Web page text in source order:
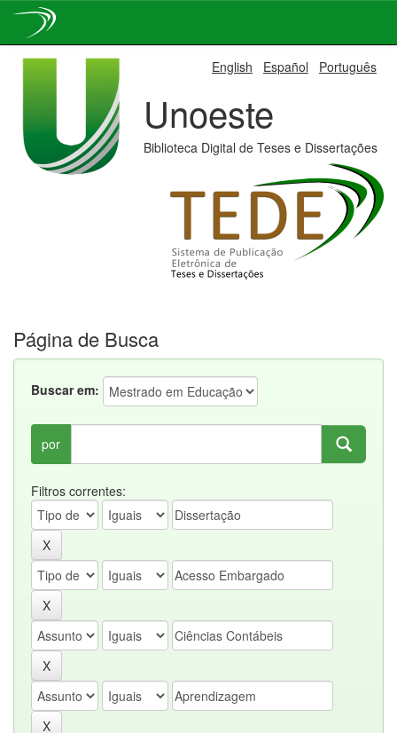
English Español Português
Unoeste
Biblioteca Digital de Teses e Dissertações
Página de Busca
Buscar em:
por
Filtros correntes: